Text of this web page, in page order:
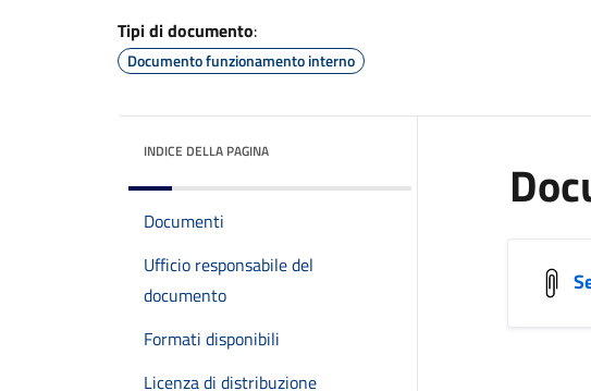
Tipi di documento:
Documento funzionamento interno
INDICE DELLA PAGINA
Documenti
Ufficio responsabile del
documento
Formati disponibili
Licenza di distribuzione